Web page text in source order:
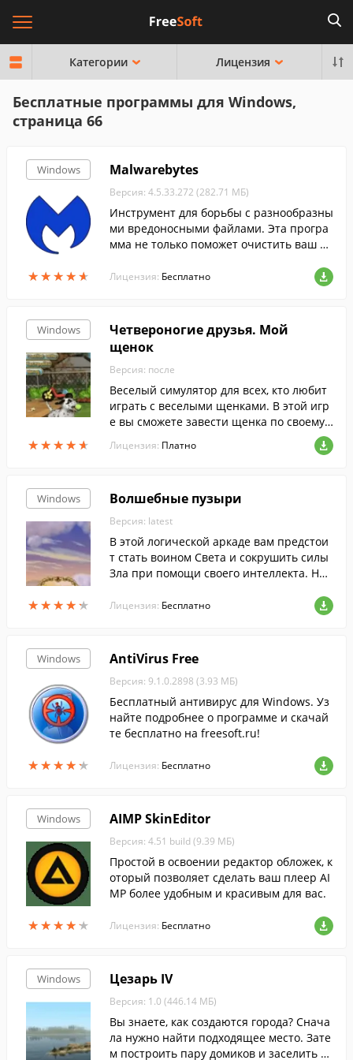
Категории Лицензия
Бесплатные программы для Windows,
страница 66
Windows
★★★★★
★★★★★
Malwarebytes
Версия: 4.5.33.272 (282.71 МБ)
Инструмент для борьбы с разнообразны
ми вредоносными файлами. Эта програ
мма не только поможет очистить ваш П
защиту в реальном времени....
Лицензия: Бесплатно
Windows
★★★★★
★★★★★
Четвероногие друзья. Мой
щенок
Версия: после
Веселый симулятор для всех, кто любит
играть с веселыми щенками. В этой игр
е вы сможете завести щенка по своему
вкусу, дать ему имя и заботиться о нем.
Вы проведете много веселых минут за и
Лицензия: Платно
Windows
★★★★★
★★★★★
Волшебные пузыри
Версия: latest
В этой логической аркаде вам предстои
т стать воином Света и сокрушить силы
Зла при помощи своего интеллекта. На
порядке расположены разноцветные фи
шки. Складывайте их так, чтобы после к
(или более) фишек одного цвета. Исполь
зуйте бонусы, повышайте свое мастерст
во в любом из четырех дополнительных
режимов игры, и одержите окончательн
ую победу над силами Зла.
Лицензия: Бесплатно
Windows
★★★★★
★★★★★
AntiVirus Free
Версия: 9.1.0.2898 (3.93 МБ)
Бесплатный антивирус для Windows. Уз
найте подробнее о программе и скачай
те бесплатно на freesoft.ru!
Лицензия: Бесплатно
Windows
★★★★★
★★★★★
AIMP SkinEditor
Версия: 4.51 build (9.39 МБ)
Простой в освоении редактор обложек, к
оторый позволяет сделать ваш плеер AI
MP более удобным и красивым для вас.
Лицензия: Бесплатно
Windows Цезарь IV
Версия: 1.0 (446.14 МБ)
Вы знаете, как создаются города? Снача
ла нужно найти подходящее место. Зате
м построить пару домиков и заселить их